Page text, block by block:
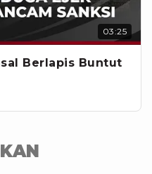
03:25
Berlapis Buntut